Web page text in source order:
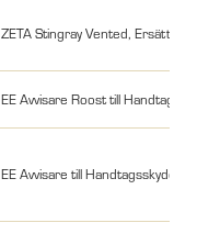
ZETA Stingray Vented,
EE Avvisare Roost till
EE Avvisare till Handtagsskydd,